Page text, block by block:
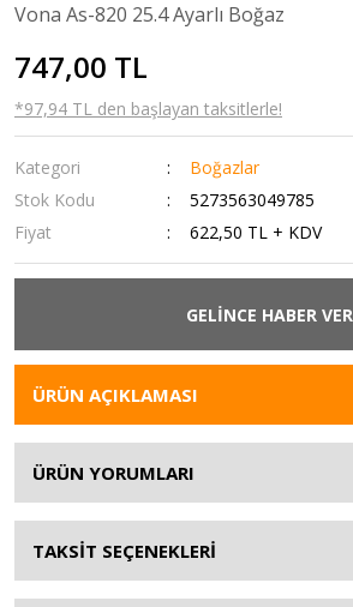
Vona As-820 25.4 Ayarlı Boğaz
747,00 TL
*97,94 TL den başlayan taksitlerle!
Kategori
Boğazlar
Stok Kodu
5273563049785
Fiyat
622,50 TL + KDV
GELİNCE HABER VER
ÜRÜN AÇIKLAMASI
ÜRÜN YORUMLARI
TAKSİT SEÇENEKLERİ